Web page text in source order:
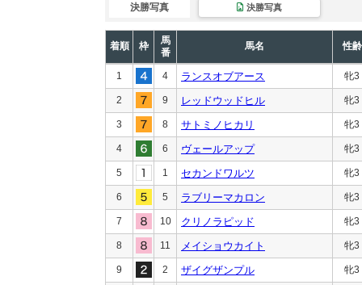
決勝写真 決勝写真
着順 枠
馬
番
馬名 性齢
1 4 ランスオブアース 牝3
2 9 レッドウッドヒル 牝3
3 8 サトミノヒカリ 牝3
4 6 ヴェールアップ 牝3
5 1 セカンドワルツ 牝3
6 5 ラブリーマカロン 牝3
7 10 クリノラピッド 牝3
8 11 メイショウカイト 牝3
9 2 ザイグザンプル 牝3